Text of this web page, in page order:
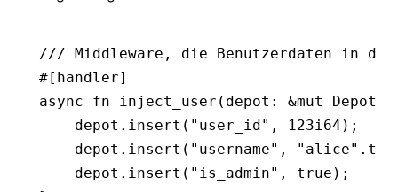
/// Middleware, die Benutzerdaten in
#[handler]
async fn inject_user (depot : &mut Depot
    depot
. insert ( "user_id" , 123i64 );
    depot
. insert ( "username" , "alice" .
    depot
. insert ( "is_admin" , true );